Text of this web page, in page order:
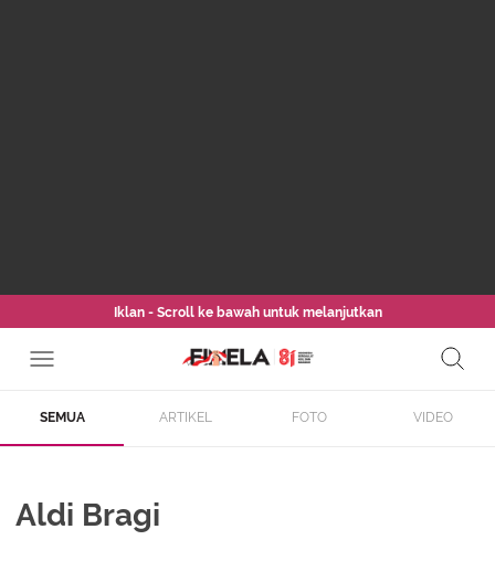
Iklan - Scroll ke bawah untuk melanjutkan
SEMUA ARTIKEL FOTO VIDEO
Aldi Bragi